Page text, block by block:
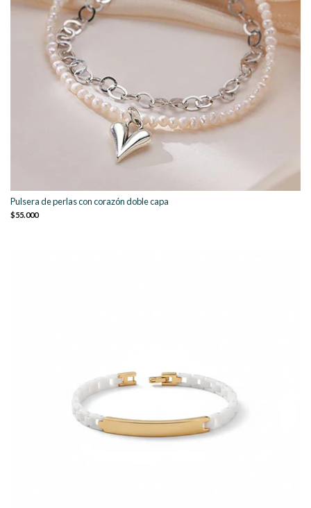
Pulsera de perlas con corazón doble capa
$55.000